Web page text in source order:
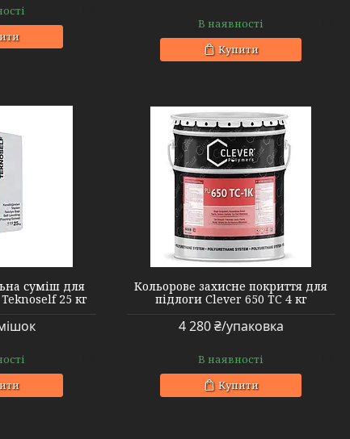
В наявності
Купити
суміш для
25 кг
Кольорове захисне покриття для
підлоги Clever 650 TC 4 кг
4 280 ₴/упаковка
В наявності
Купити